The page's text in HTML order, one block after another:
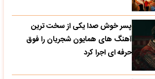
پسر خوش صدا یکی از سخت ترین
آهنگ های همایون شجریان را فوق
حرفه ای اجرا کرد